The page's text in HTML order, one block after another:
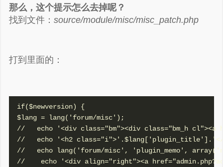
那么，这个提示怎么去掉呢？
找到文件： source/module/misc/misc_patch.php
打到里面的：
if($newversion) {
$lang = lang('forum/misc');
//   echo '<div class="bm"><div class="bm_h
//   echo '<h2 class="i">'.$lang['plugin_title'].'</
//   echo lang('forum/misc', 'plugin_memo',
//    echo '<div align="right"><a
谢谢赞赏